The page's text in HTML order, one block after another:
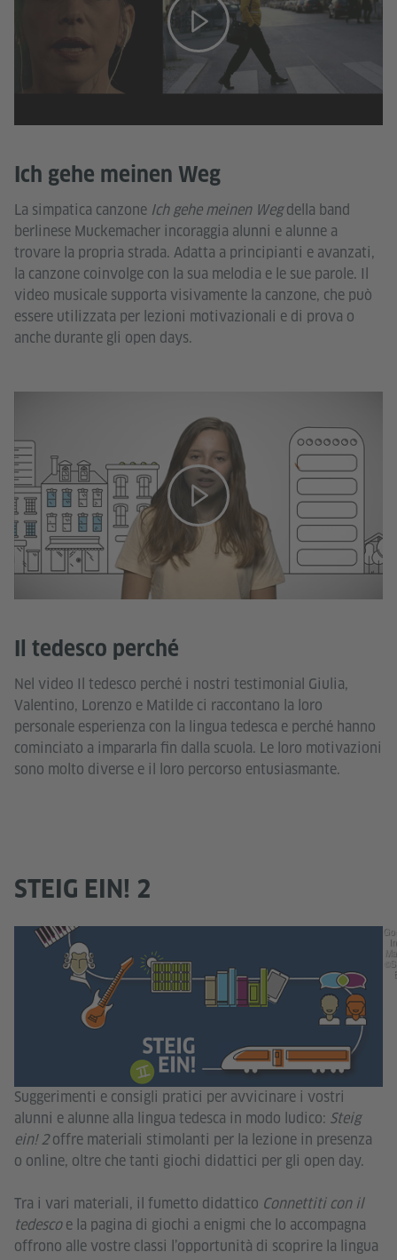
Ich gehe meinen Weg
La simpatica canzone Ich gehe meinen Wegdella band
berlinese Muckemacher incoraggia alunni e alunne a
trovare la propria strada. Adatta a principianti e avanzati,
la canzone coinvolge con la sua melodia e le sue parole. Il
video musicale supporta visivamente la canzone, che può
essere utilizzata per lezioni motivazionali e di prova o
anche durante gli open days.
Il tedesco perché
Nel video Il tedesco perché i nostri testimonial Giulia,
Valentino, Lorenzo e Matilde ci raccontano la loro
personale esperienza con la lingua tedesca e perché hanno
cominciato a impararla fin dalla scuola. Le loro motivazioni
sono molto diverse e il loro percorso entusiasmante.
STEIG EIN! 2
Suggerimenti e consigli pratici per avvicinare i vostri
alunni e alunne alla lingua tedesca in modo ludico: Steig
ein! 2offre materiali stimolanti per la lezione in presenza
o online, oltre che tanti giochi didattici per gli open day.
Tra i vari materiali, il fumetto didattico Connettiti con il
tedescoe la pagina di giochi a enigmi che lo accompagna
offrono alle vostre classi l’opportunità di scoprire la lingua